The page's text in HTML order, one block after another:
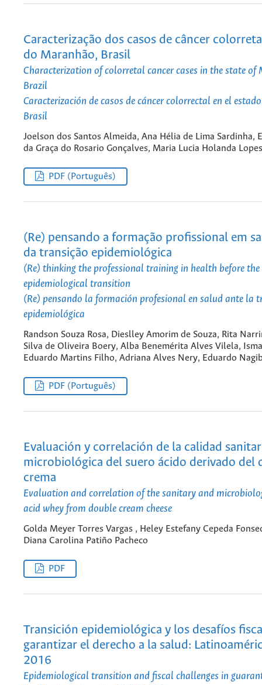
Caracterização dos casos de câncer
do Maranhão, Brasil
Characterization of colorretal cancer cases in the state of
Brazil
Caracterización de casos de cáncer colorrectal en el
Brasil
Joelson dos Santos Almeida, Ana Hélia de Lima Sardinha,
da Graça do Rosario Gonçalves, Maria Lucia Holanda Lopes
PDF (Português)
(Re) pensando a formação profissional em
da transição epidemiológica
(Re) thinking the professional training in health before the
epidemiological transition
(Re) pensando la formación profesional en salud ante la
epidemiológica
Randson Souza Rosa, Dieslley Amorim de Souza, Rita
Silva de Oliveira Boery, Alba Benemérita Alves Vilela,
Eduardo Martins Filho, Adriana Alves Nery, Eduardo
PDF (Português)
Evaluación y correlación de la calidad
microbiológica del suero ácido derivado del
crema
Evaluation and correlation of the sanitary and
acid whey from double cream cheese
Golda Meyer Torres Vargas , Heley Estefany Cepeda
Diana Carolina Patiño Pacheco
PDF
Transición epidemiológica y los desafíos
garantizar el derecho a la salud:
2016
Epidemiological transition and fiscal challenges in